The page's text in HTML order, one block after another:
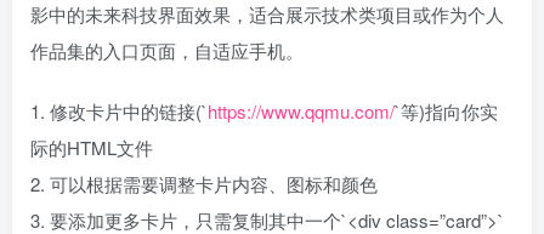
影中的未来科技界面效果，适合展示技术类项目或作为个人
作品集的入口页面，自适应手机。
1. 修改卡片中的链接(`https://www.qqmu.com/`等)指向你实
际的HTML文件
2. 可以根据需要调整卡片内容、图标和颜色
3. 要添加更多卡片，只需复制其中一个`<div class=”card”>`